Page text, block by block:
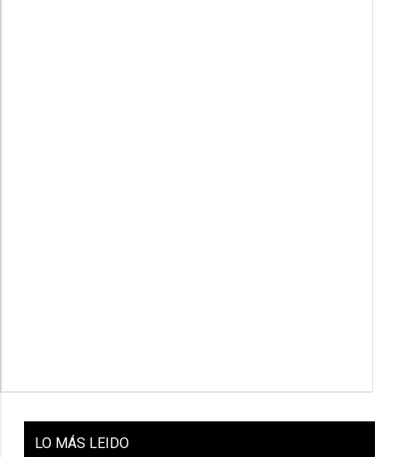
LO MÁS LEIDO